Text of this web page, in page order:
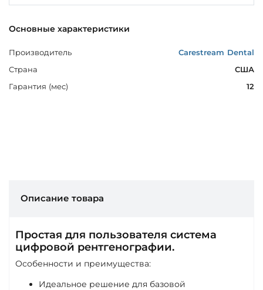
Основные характеристики
Производитель
Carestream Dental
Страна
США
Гарантия (мес)
12
Описание товара
Простая для пользователя система
цифровой рентгенографии.
Особенности и преимущества:
Идеальное решение для базовой